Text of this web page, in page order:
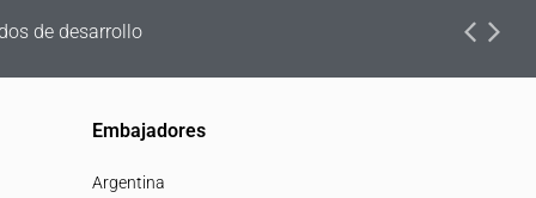
de desarrollo
Embajadores
Argentina